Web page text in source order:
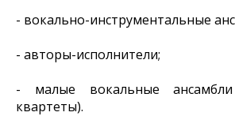
- вокально-инструментальные
- авторы-исполнители;
- малые вокальные
квартеты).